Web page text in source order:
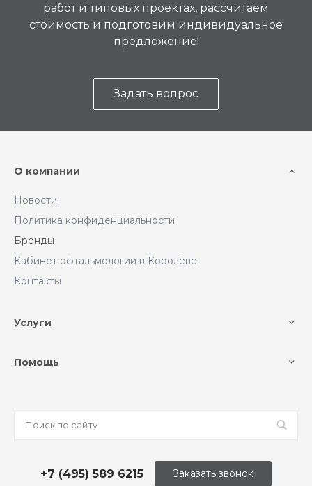
работ и типовых проектах, рассчитаем
стоимость и подготовим индивидуальное
предложение!
Задать вопрос
О компании
Новости
Политика конфиденциальности
Бренды
Кабинет офтальмологии в Королёве
Контакты
Услуги
Помощь
+7 (495) 589 6215 Заказать звонок